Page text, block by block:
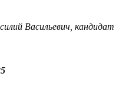
Васильевич, кандидат